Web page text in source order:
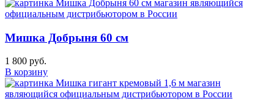
Мишка Добрыня 60 см
1 800 руб.
В корзину